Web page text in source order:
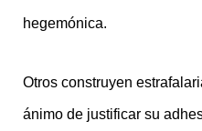
hegemónica.
Otros construyen
ánimo de justificar su